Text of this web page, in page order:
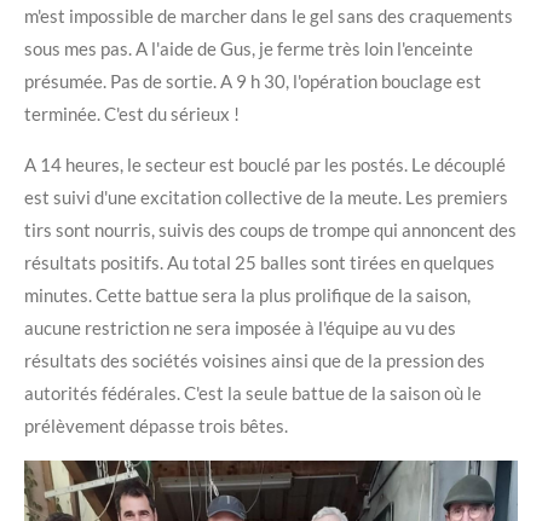
m'est impossible de marcher dans le gel sans des craquements
sous mes pas. A l'aide de Gus, je ferme très loin l'enceinte
présumée. Pas de sortie. A 9 h 30, l'opération bouclage est
terminée. C'est du sérieux !
A 14 heures, le secteur est bouclé par les postés. Le découplé
est suivi d'une excitation collective de la meute. Les premiers
tirs sont nourris, suivis des coups de trompe qui annoncent des
résultats positifs. Au total 25 balles sont tirées en quelques
minutes. Cette battue sera la plus prolifique de la saison,
aucune restriction ne sera imposée à l'équipe au vu des
résultats des sociétés voisines ainsi que de la pression des
autorités fédérales. C'est la seule battue de la saison où le
prélèvement dépasse trois bêtes.